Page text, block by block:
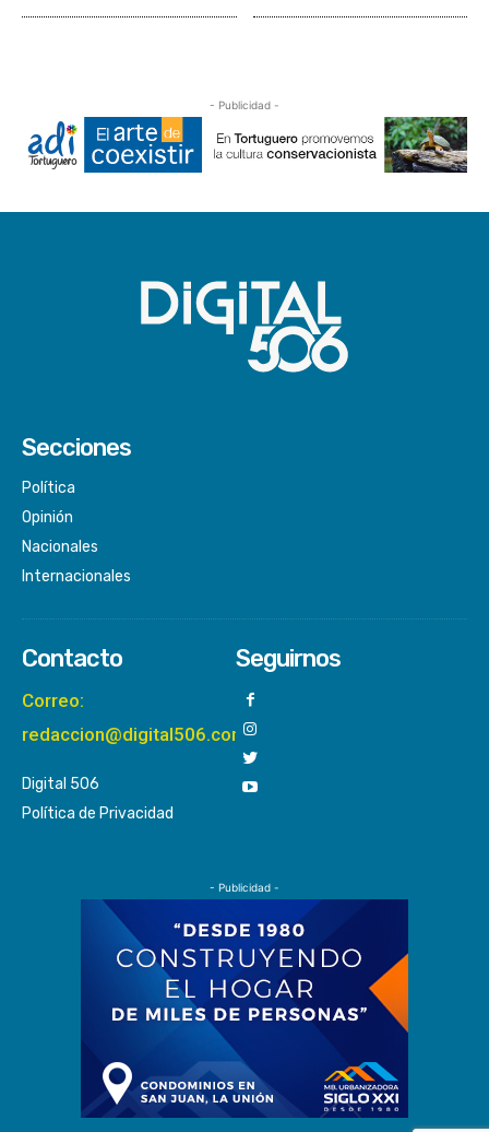
- Publicidad -
Secciones
Política
Opinión
Nacionales
Internacionales
Contacto
Correo:
redaccion@digital506.com
Digital 506
Política de Privacidad
Seguirnos
- Publicidad -